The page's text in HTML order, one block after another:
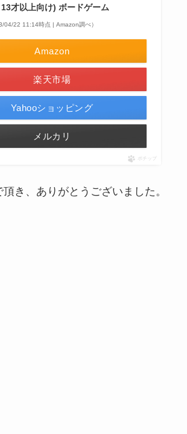
才以上向け) ボードゲーム
04/22 11:14時点 | Amazon調べ）
Amazon
楽天市場
Yahooショッピング
メルカリ
ポチップ
き、ありがとうございました。